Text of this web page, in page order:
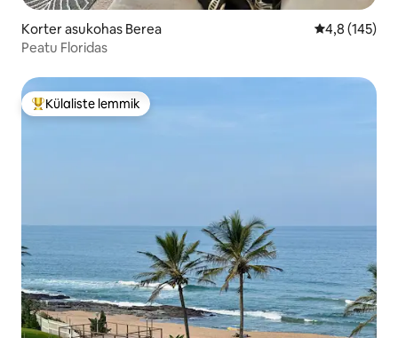
Korter asukohas Berea Keskmine
4,8 (145)
Peatu Floridas
Külaliste suur lemmik
Külaliste lemmik